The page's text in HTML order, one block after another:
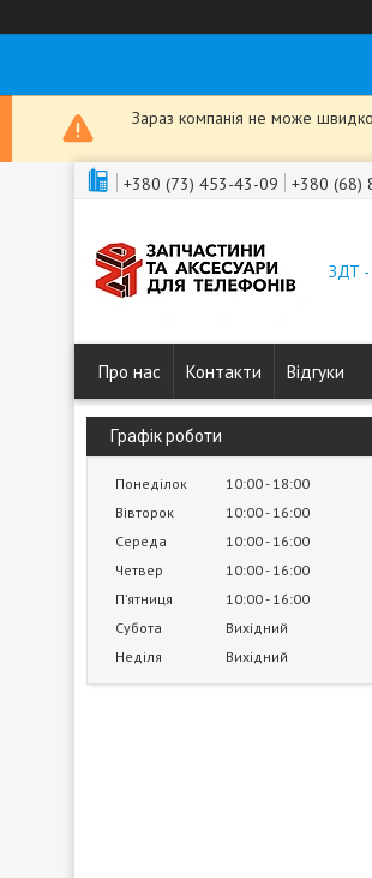
Зараз компанія не може швидко
+380 (73) 453-43-09 +380 (68)
ЗДТ -
Про нас Контакти Відгуки
Графік роботи
Понеділок 10:00 18:00
Вівторок
10:00 16:00
Середа
10:00 16:00
Четвер
10:00 16:00
Пʼятниця
10:00 16:00
Субота
Вихідний
Неділя
Вихідний